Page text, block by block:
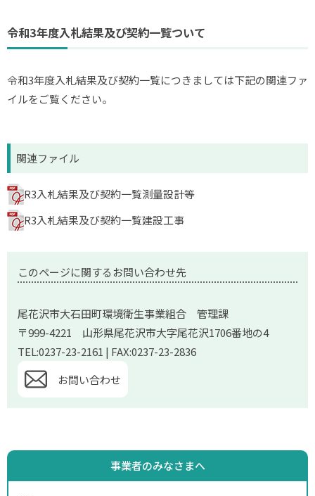
令和3年度入札結果及び契約一覧ついて
令和3年度入札結果及び契約一覧につきましては下記の関連ファ
イルをご覧ください。
関連ファイル
R3入札結果及び契約一覧測量設計等
R3入札結果及び契約一覧建設工事
このページに関するお問い合わせ先
尾花沢市大石田町環境衛生事業組合 管理課
〒999-4221 山形県尾花沢市大字尾花沢1706番地の4
TEL:0237-23-2161 | FAX:0237-23-2836
お問い合わせ
事業者のみなさまへ